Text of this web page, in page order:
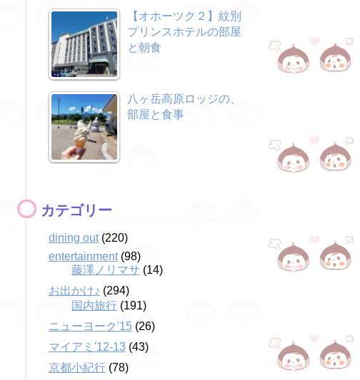
【オホーツク２】紋別
プリンスホテルの部屋
と朝食
八ヶ岳高原ロッジの、
部屋と食事
カテゴリー
dining out(220)
entertainment(98)
藤澤ノリマサ (14)
お出かけ♪ (294)
国内旅行 (191)
ニューヨーク'15 (26)
マイアミ'12-13 (43)
京都小紀行 (78)